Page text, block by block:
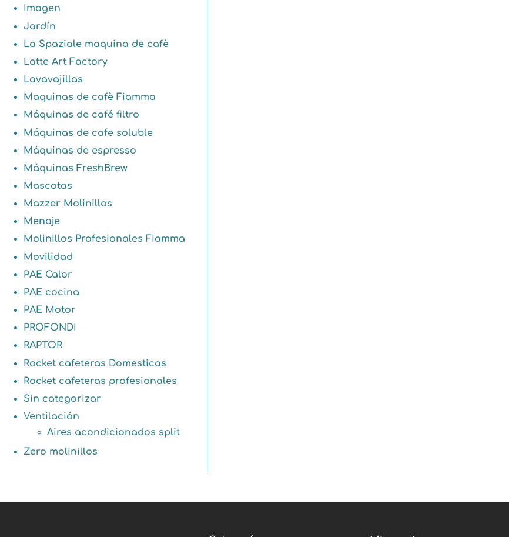
Imagen
Jardín
La Spaziale maquina de cafè
Latte Art Factory
Lavavajillas
Maquinas de cafè Fiamma
Máquinas de café filtro
Máquinas de cafe soluble
Máquinas de espresso
Máquinas FreshBrew
Mascotas
Mazzer Molinillos
Menaje
Molinillos Profesionales Fiamma
Movilidad
PAE Calor
PAE cocina
PAE Motor
PROFONDI
RAPTOR
Rocket cafeteras Domesticas
Rocket cafeteras profesionales
Sin categorizar
Ventilación
Aires acondicionados split
Zero molinillos